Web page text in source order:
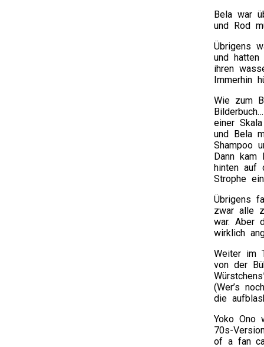
Bela war
und Rod
Übrigens
und hatten
ihren
Immerhin
Wie zum
einer
und Bela
Shampoo
Dann
hinten auf
Strophe
Übrigens
zwar alle
war. Aber
wirklich
Weiter im
von der
(Wer’s
die
Yoko Ono
70s-
of a fan